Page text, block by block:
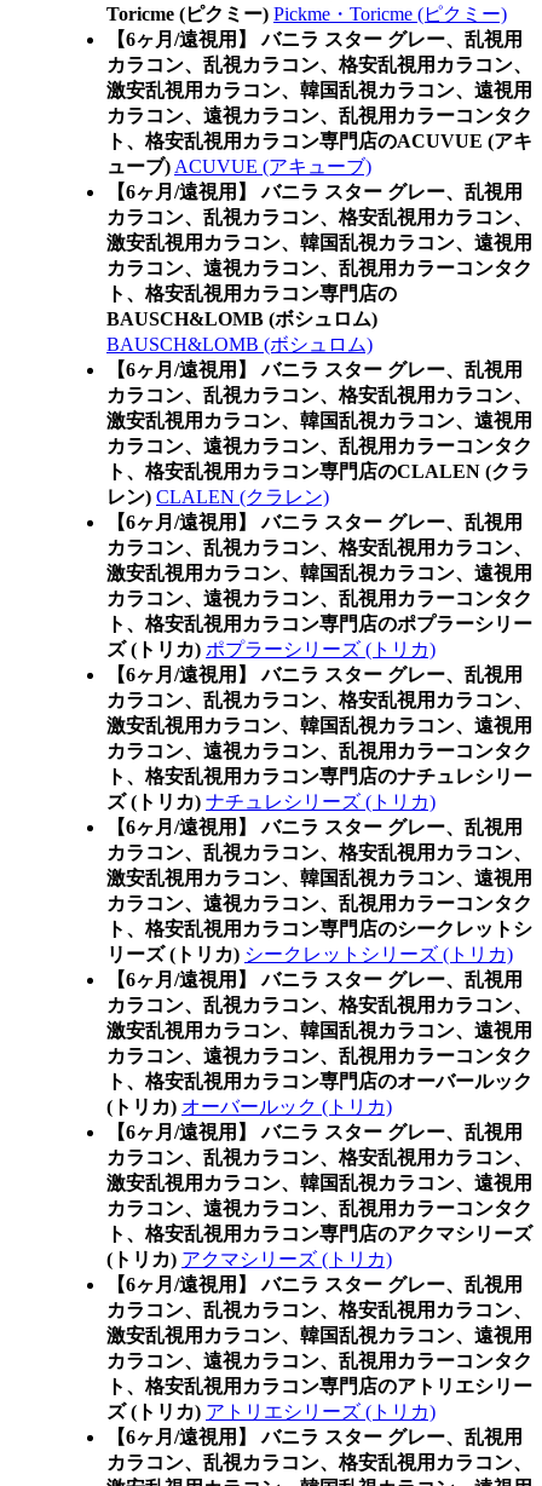
Toricme (ピクミー) Pickme・Toricme (ピクミー)
【6ヶ月/遠視用】 バニラ スター グレー、乱視用
カラコン、乱視カラコン、格安乱視用カラコン、
激安乱視用カラコン、韓国乱視カラコン、遠視用
カラコン、遠視カラコン、乱視用カラーコンタク
ト、格安乱視用カラコン専門店のACUVUE (アキ
ューブ) ACUVUE (アキューブ)
【6ヶ月/遠視用】 バニラ スター グレー、乱視用
カラコン、乱視カラコン、格安乱視用カラコン、
激安乱視用カラコン、韓国乱視カラコン、遠視用
カラコン、遠視カラコン、乱視用カラーコンタク
ト、格安乱視用カラコン専門店の
BAUSCH&LOMB (ボシュロム)
BAUSCH&LOMB (ボシュロム)
【6ヶ月/遠視用】 バニラ スター グレー、乱視用
カラコン、乱視カラコン、格安乱視用カラコン、
激安乱視用カラコン、韓国乱視カラコン、遠視用
カラコン、遠視カラコン、乱視用カラーコンタク
ト、格安乱視用カラコン専門店のCLALEN (クラ
レン) CLALEN (クラレン)
【6ヶ月/遠視用】 バニラ スター グレー、乱視用
カラコン、乱視カラコン、格安乱視用カラコン、
激安乱視用カラコン、韓国乱視カラコン、遠視用
カラコン、遠視カラコン、乱視用カラーコンタク
ト、格安乱視用カラコン専門店のポプラーシリー
ズ (トリカ) ポプラーシリーズ (トリカ)
【6ヶ月/遠視用】 バニラ スター グレー、乱視用
カラコン、乱視カラコン、格安乱視用カラコン、
激安乱視用カラコン、韓国乱視カラコン、遠視用
カラコン、遠視カラコン、乱視用カラーコンタク
ト、格安乱視用カラコン専門店のナチュレシリー
ズ (トリカ) ナチュレシリーズ (トリカ)
【6ヶ月/遠視用】 バニラ スター グレー、乱視用
カラコン、乱視カラコン、格安乱視用カラコン、
激安乱視用カラコン、韓国乱視カラコン、遠視用
カラコン、遠視カラコン、乱視用カラーコンタク
ト、格安乱視用カラコン専門店のシークレットシ
リーズ (トリカ) シークレットシリーズ (トリカ)
【6ヶ月/遠視用】 バニラ スター グレー、乱視用
カラコン、乱視カラコン、格安乱視用カラコン、
激安乱視用カラコン、韓国乱視カラコン、遠視用
カラコン、遠視カラコン、乱視用カラーコンタク
ト、格安乱視用カラコン専門店のオーバールック
(トリカ) オーバールック (トリカ)
【6ヶ月/遠視用】 バニラ スター グレー、乱視用
カラコン、乱視カラコン、格安乱視用カラコン、
激安乱視用カラコン、韓国乱視カラコン、遠視用
カラコン、遠視カラコン、乱視用カラーコンタク
ト、格安乱視用カラコン専門店のアクマシリーズ
(トリカ) アクマシリーズ (トリカ)
【6ヶ月/遠視用】 バニラ スター グレー、乱視用
カラコン、乱視カラコン、格安乱視用カラコン、
激安乱視用カラコン、韓国乱視カラコン、遠視用
カラコン、遠視カラコン、乱視用カラーコンタク
ト、格安乱視用カラコン専門店のアトリエシリー
ズ (トリカ) アトリエシリーズ (トリカ)
【6ヶ月/遠視用】 バニラ スター グレー、乱視用
カラコン、乱視カラコン、格安乱視用カラコン、